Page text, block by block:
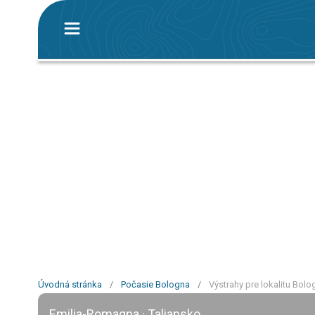
Úvodná stránka / Počasie Bologna / Výstrahy pre lokalitu